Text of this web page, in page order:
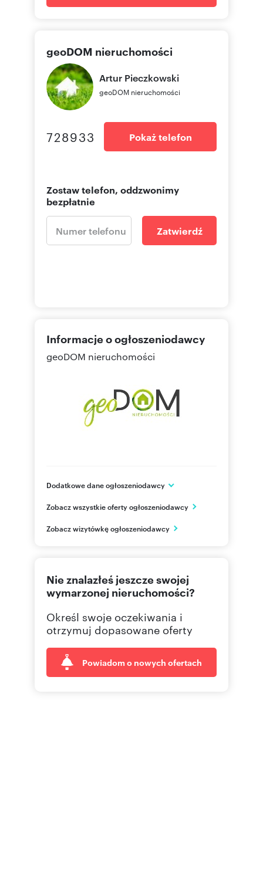
geoDOM nieruchomości
Artur Pieczkowski
geoDOM nieruchomości
728933 Pokaż telefon
Zostaw telefon, oddzwonimy
bezpłatnie
Zatwierdź
Informacje o ogłoszeniodawcy
geoDOM nieruchomości
Dodatkowe dane ogłoszeniodawcy
Lublin
PL
Zobacz wszystkie oferty ogłoszeniodawcy
Zobacz wizytówkę ogłoszeniodawcy
Nie znalazłeś jeszcze swojej
wymarzonej nieruchomości?
Określ swoje oczekiwania i
otrzymuj dopasowane oferty
Powiadom o nowych ofertach